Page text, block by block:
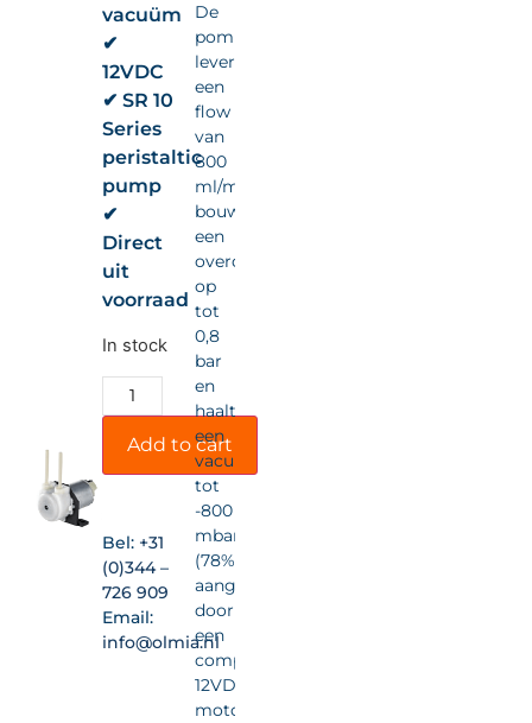
vacuüm
✔
12VDC
✔ SR 10
Series
peristaltic
pump
✔
Direct
uit
voorraad
In stock
Add to cart
Bel: +31
(0)344 –
726 909
Email:
info@olmia.nl
De
pomp
levert
een
flow
van
800
ml/min,
bouwt
een
overdruk
op
tot
0,8
bar
en
haalt
een
vacuüm
tot
-800
mbar
(78%),
aangedreven
door
een
compacte
12VDC-
motor.